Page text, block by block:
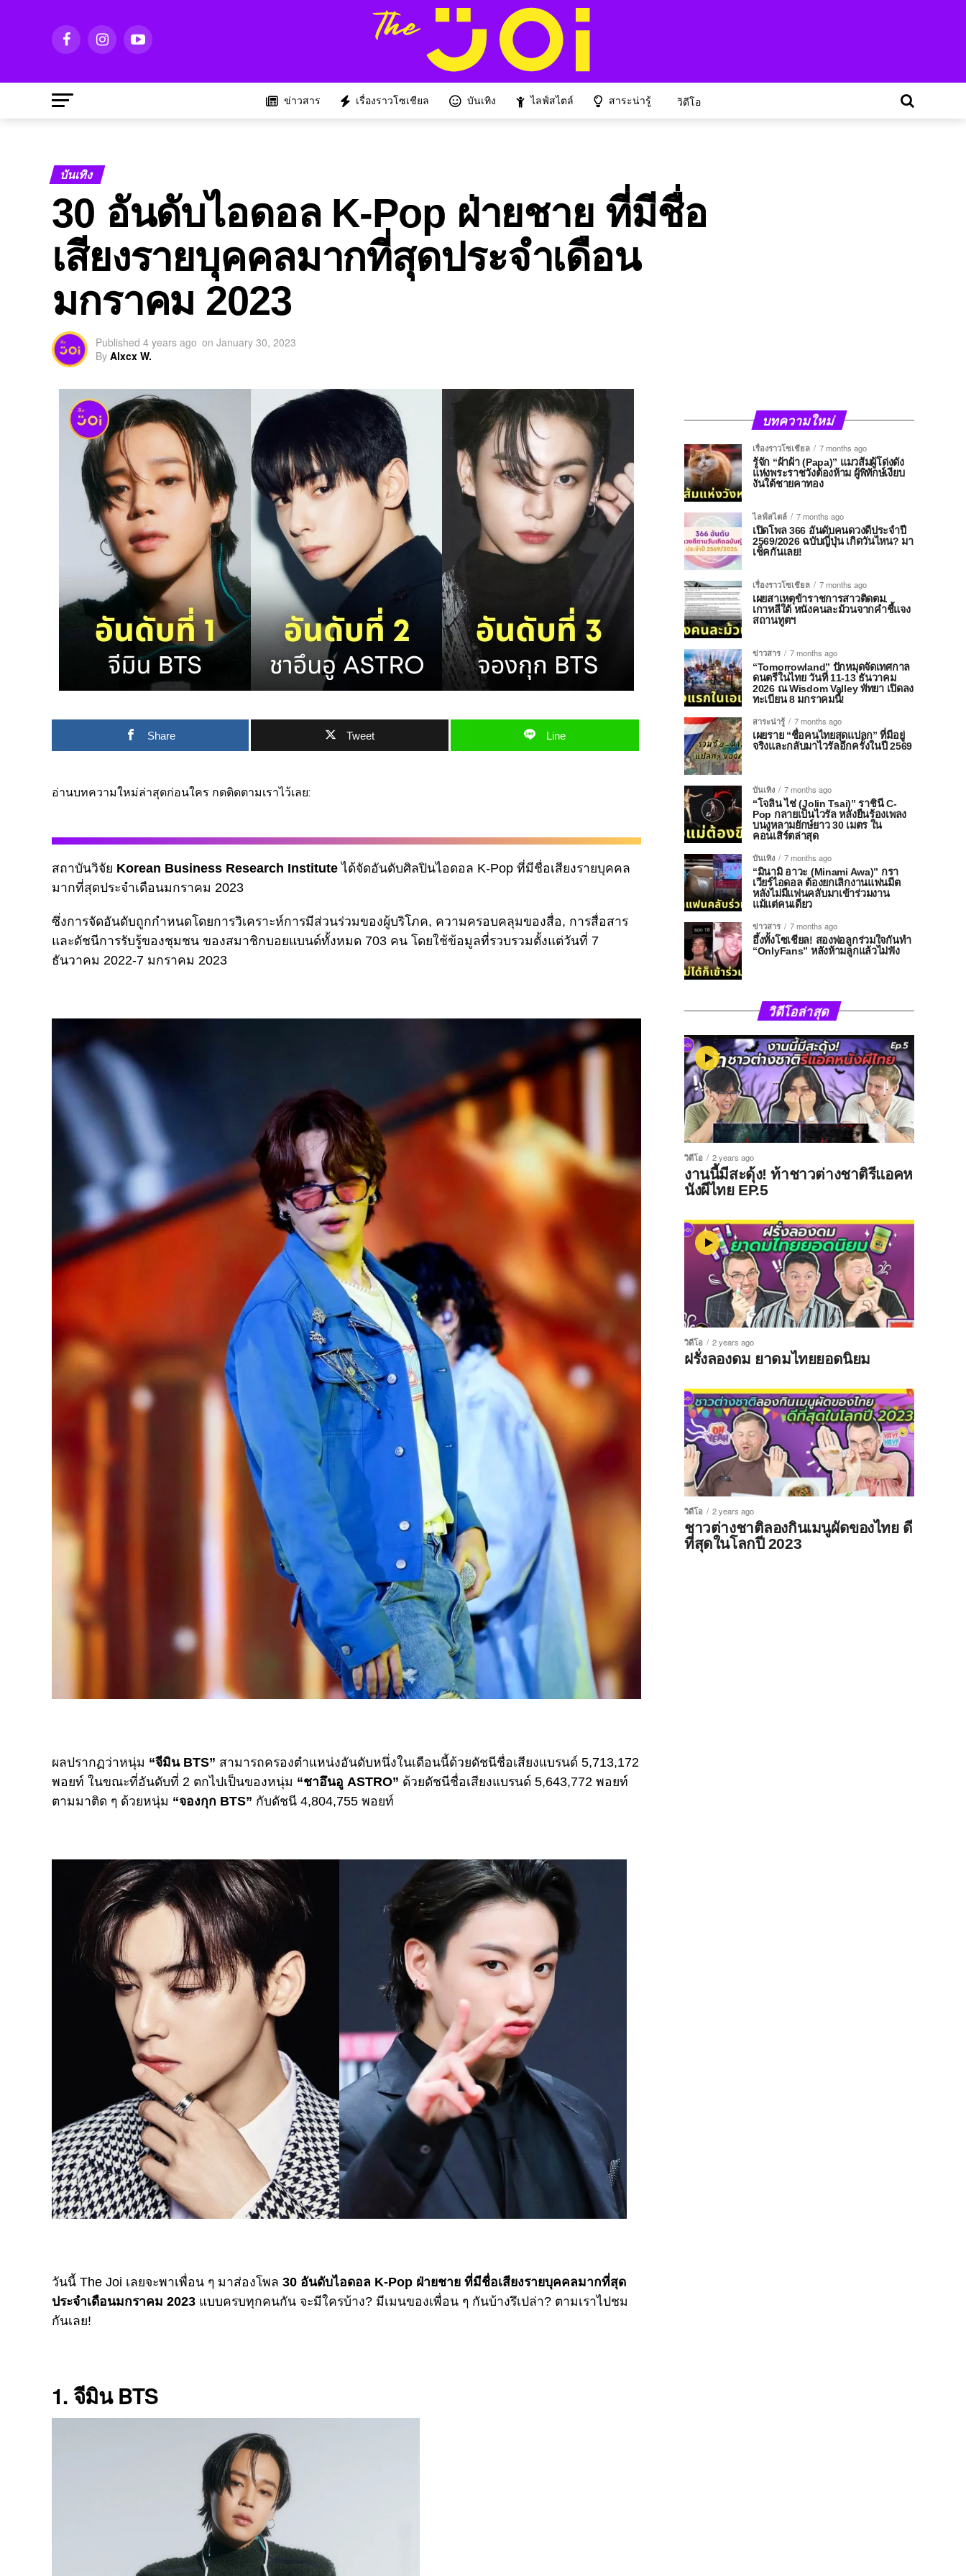
ข่าวสาร เรื่องราวโซเชียล บันเทิง ไลฟ์สไตล์ สาระน่ารู้ วิดีโอ
บันเทิง
30 อันดับไอดอล K-Pop ฝ่ายชาย ที่มีชื่อ
เสียงรายบุคคลมากที่สุดประจำเดือน
มกราคม 2023
Published 4 years ago on January 30, 2023
By Alxcx W.
Share Tweet Line
อ่านบทความใหม่ล่าสุดก่อนใคร กดติดตามเราไว้เลย:
สถาบันวิจัย Korean Business Research Instituteได้จัดอันดับศิลปินไอดอล K-Pop ที่มีชื่อเสียงรายบุคคล
มากที่สุดประจำเดือนมกราคม 2023
ซึ่งการจัดอันดับถูกกำหนดโดยการวิเคราะห์การมีส่วนร่วมของผู้บริโภค, ความครอบคลุมของสื่อ, การสื่อสาร
และดัชนีการรับรู้ของชุมชน ของสมาชิกบอยแบนด์ทั้งหมด 703 คน โดยใช้ข้อมูลที่รวบรวมตั้งแต่วันที่ 7
ธันวาคม 2022-7 มกราคม 2023
ผลปรากฏว่าหนุ่ม “จีมิน BTS” สามารถครองตำแหน่งอันดับหนึ่งในเดือนนี้ด้วยดัชนีชื่อเสียงแบรนด์ 5,713,172
พอยท์ ในขณะที่อันดับที่ 2 ตกไปเป็นของหนุ่ม “ชาอึนอู ASTRO” ด้วยดัชนีชื่อเสียงแบรนด์ 5,643,772 พอยท์
ตามมาติด ๆ ด้วยหนุ่ม “จองกุก BTS” กับดัชนี 4,804,755 พอยท์
วันนี้ The Joi เลยจะพาเพื่อน ๆ มาส่องโพล 30 อันดับไอดอล K-Pop ฝ่ายชาย ที่มีชื่อเสียงรายบุคคลมากที่สุด
ประจำเดือนมกราคม 2023 แบบครบทุกคนกัน จะมีใครบ้าง? มีเมนของเพื่อน ๆ กันบ้างรึเปล่า? ตามเราไปชม
กันเลย!
1. จีมิน BTS
บทความใหม่
เรื่องราวโซเชียล
7 months ago
รู้จัก “ผ้าผ้า (Papa)” แมวส้มผู้โด่งดัง
แห่งพระราชวังต้องห้าม ผู้พิทักษ์เงียบ
งันใต้ชายคาทอง
ไลฟ์สไตล์
7 months ago
เปิดโพล 366 อันดับคนดวงดีประจำปี
2569/2026 ฉบับญี่ปุ่น เกิดวันไหน? มา
เช็คกันเลย!
เรื่องราวโซเชียล
7 months ago
เผยสาเหตุข้าราชการสาวติดตม.
เกาหลีใต้ หนังคนละม้วนจากคำชี้แจง
สถานทูตฯ
ข่าวสาร
7 months ago
“Tomorrowland” ปักหมุดจัดเทศกาล
ดนตรีในไทย วันที่ 11-13 ธันวาคม
2026 ณ Wisdom Valley พัทยา เปิดลง
ทะเบียน 8 มกราคมนี้!
สาระน่ารู้
7 months ago
เผยราย “ชื่อคนไทยสุดแปลก” ที่มีอยู่
จริงและกลับมาไวรัลอีกครั้งในปี 2569
บันเทิง
7 months ago
“โจลิน ไช่ (Jolin Tsai)” ราชินี C-
Pop กลายเป็นไวรัล หลังยืนร้องเพลง
บนงูหลามยักษ์ยาว 30 เมตร ใน
คอนเสิร์ตล่าสุด
บันเทิง
7 months ago
“มินามิ อาวะ (Minami Awa)” กรา
เวียร์ไอดอล ต้องยกเลิกงานแฟนมีต
หลังไม่มีแฟนคลับมาเข้าร่วมงาน
แม้แต่คนเดียว
ข่าวสาร
7 months ago
อึ้งทั้งโซเชียล! สองพ่อลูกร่วมใจกันทำ
“OnlyFans” หลังห้ามลูกแล้วไม่ฟัง
วิดีโอล่าสุด
วิดีโอ 2 years ago
งานนี้มีสะดุ้ง! ท้าชาวต่างชาติรีแอคห
นังผีไทย EP.5
วิดีโอ 2 years ago
ฝรั่งลองดม ยาดมไทยยอดนิยม
วิดีโอ 2 years ago
ชาวต่างชาติลองกินเมนูผัดของไทย ดี
ที่สุดในโลกปี 2023